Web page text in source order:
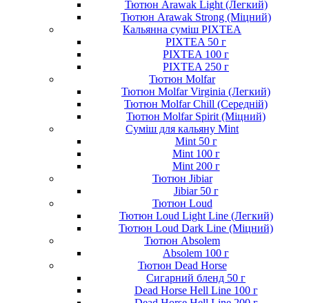
Тютюн Arawak Light (Легкий)
Тютюн Arawak Strong (Міцний)
Кальянна суміш PIXTEA
PIXTEA 50 г
PIXTEA 100 г
PIXTEA 250 г
Тютюн Molfar
Тютюн Molfar Virginia (Легкий)
Тютюн Molfar Chill (Середній)
Тютюн Molfar Spirit (Міцний)
Суміш для кальяну Mint
Mint 50 г
Mint 100 г
Mint 200 г
Тютюн Jibiar
Jibiar 50 г
Тютюн Loud
Тютюн Loud Light Line (Легкий)
Тютюн Loud Dark Line (Міцний)
Тютюн Absolem
Absolem 100 г
Тютюн Dead Horse
Сигарний бленд 50 г
Dead Horse Hell Line 100 г